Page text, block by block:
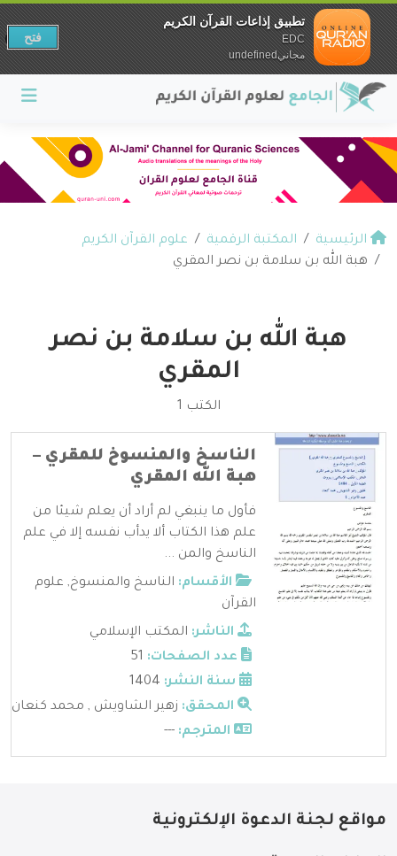
الرئيسية المكتبة الرقمية
علوم القرآن الكريم
هبة الله بن سلامة بن نصر المقري
هبة الله بن سلامة بن نصر
المقري
الكتب 1
الناسخ والمنسوخ للمقري –
هبة الله المقري
فأول ما ينبغي لم أراد أن يعلم شيئا من
علم هذا الكتاب ألا يدأب نفسه إلا في علم
الناسخ والمن ...
الأقسام: الناسخ والمنسوخ, علوم
القرآن
الناشر: المكتب الإسلامي
عدد الصفحات:
سنة النشر:
المحقق: زهير الشاويش , محمد كنعان
المترجم: ---
مواقع لجنة الدعوة الإلكترونية
تطبيق إذاعات القرآن الكريم
EDC
مجانيundefined
فتح